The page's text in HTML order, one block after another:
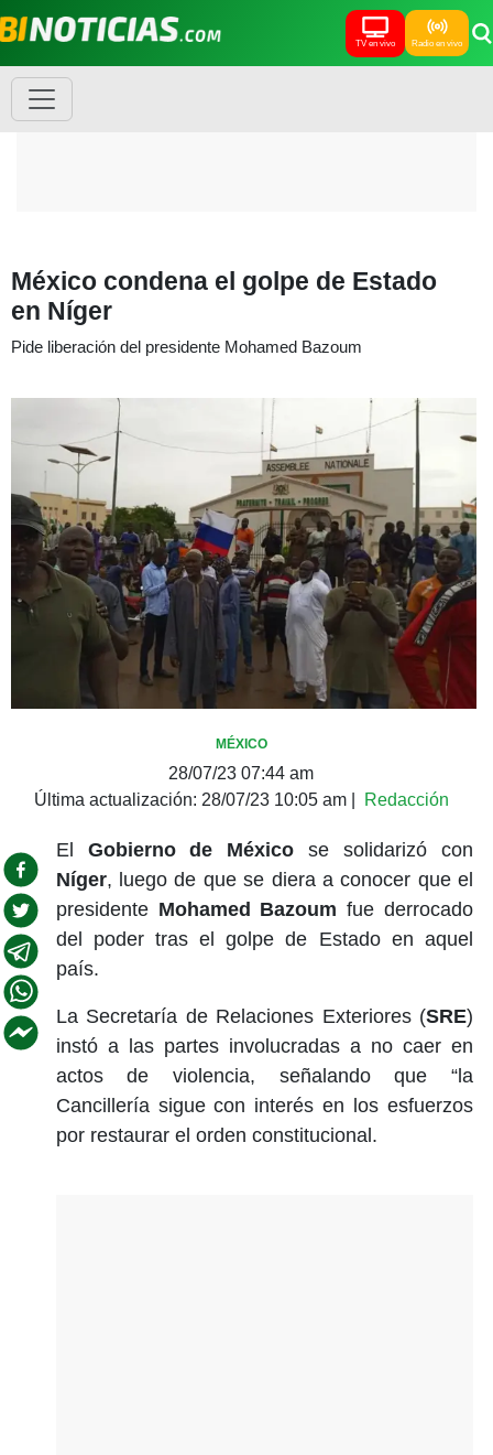
TV en vivo Radio en vivo
México condena el golpe de Estado
en Níger
Pide liberación del presidente Mohamed Bazoum
MÉXICO
28/07/23 07:44 am
Última actualización: 28/07/23 10:05 am| Redacción
El Gobierno de México se solidarizó con
Níger, luego de que se diera a conocer que el
presidente Mohamed Bazoum fue derrocado
del poder tras el golpe de Estado en aquel
país.
La Secretaría de Relaciones Exteriores (SRE)
instó a las partes involucradas a no caer en
actos de violencia, señalando que “la
Cancillería sigue con interés en los esfuerzos
por restaurar el orden constitucional.